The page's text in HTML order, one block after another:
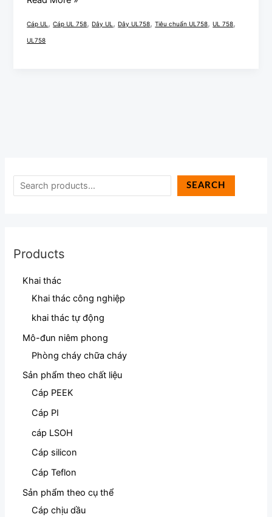
SEARCH
Products
Khai thác
Khai thác công nghiệp
khai thác tự động
Mô-đun niêm phong
Phòng cháy chữa cháy
Sản phẩm theo chất liệu
Cáp PEEK
Cáp PI
cáp LSOH
Cáp silicon
Cáp Teflon
Sản phẩm theo cụ thể
Cáp chịu dầu
Cáp UL ,Cáp UL 758,Dây UL ,Dây UL758,Tiêu chuẩn UL758,UL 758,
UL758